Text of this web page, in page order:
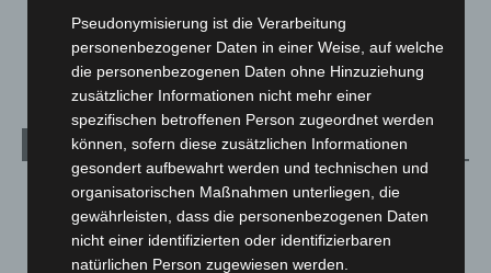
Veranstaltungen
1.271
Archiv
August 2026(14)
Juli 2026(73)
Juni 2026(139)
Pseudonymisierung ist die Verarbeitung
personenbezogener Daten in einer Weise, auf welche
die personenbezogenen Daten ohne Hinzuziehung
zusätzlicher Informationen nicht mehr einer
spezifischen betroffenen Person zugeordnet werden
können, sofern diese zusätzlichen Informationen
gesondert aufbewahrt werden und technischen und
organisatorischen Maßnahmen unterliegen, die
gewährleisten, dass die personenbezogenen Daten
nicht einer identifizierten oder identifizierbaren
natürlichen Person zugewiesen werden.